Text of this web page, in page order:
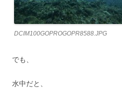
DCIM100GOPROGOPR8588.JPG
でも、
水中だと、